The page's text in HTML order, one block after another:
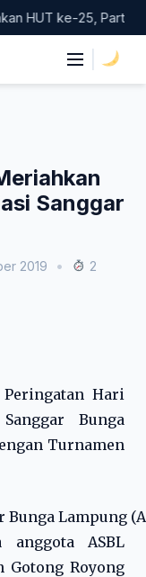
ke-25, Partai
Sanggar
2019 •
2
Hari
Bunga
Turnamen
Bunga Lampung
ASBL
Gotong Royong